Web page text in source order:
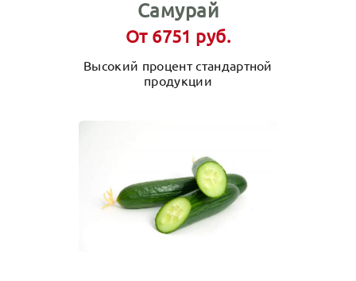
Самурай
От 6751 руб.
Высокий процент стандартной
продукции